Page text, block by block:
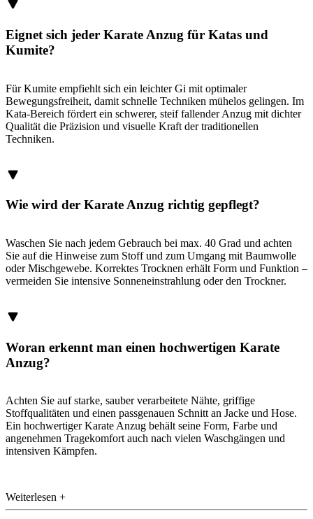
Eignet sich jeder Karate Anzug für Katas und
Kumite?
Für Kumite empfiehlt sich ein leichter Gi mit optimaler
Bewegungsfreiheit, damit schnelle Techniken mühelos gelingen. Im
Kata-Bereich fördert ein schwerer, steif fallender Anzug mit dichter
Qualität die Präzision und visuelle Kraft der traditionellen
Techniken.
Wie wird der Karate Anzug richtig gepflegt?
Waschen Sie nach jedem Gebrauch bei max. 40 Grad und achten
Sie auf die Hinweise zum Stoff und zum Umgang mit Baumwolle
oder Mischgewebe. Korrektes Trocknen erhält Form und Funktion –
vermeiden Sie intensive Sonneneinstrahlung oder den Trockner.
Woran erkennt man einen hochwertigen Karate
Anzug?
Achten Sie auf starke, sauber verarbeitete Nähte, griffige
Stoffqualitäten und einen passgenauen Schnitt an Jacke und Hose.
Ein hochwertiger Karate Anzug behält seine Form, Farbe und
angenehmen Tragekomfort auch nach vielen Waschgängen und
intensiven Kämpfen.
Weiterlesen +